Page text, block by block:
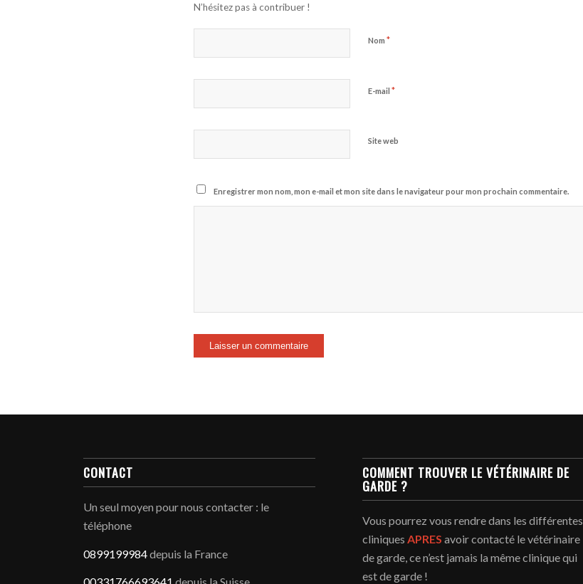
N’hésitez pas à contribuer !
Nom *
E-mail *
Site web
Enregistrer mon nom, mon e-mail et mon site dans le navigateur pour mon prochain commentaire.
CONTACT
Un seul moyen pour nous contacter : le
téléphone
0899199984depuis la France
COMMENT TROUVER LE VÉTÉRINAIRE DE
GARDE ?
Vous pourrez vous rendre dans les différentes
cliniquesAPRESavoir contacté le vétérinaire
de garde, ce n’est jamais la même clinique qui
est de garde !